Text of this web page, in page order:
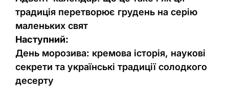
традиція перетворює грудень на серію
маленьких свят
Наступний:
День морозива: кремова історія, наукові
секрети та українські традиції солодкого
десерту